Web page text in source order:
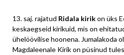
13. saj. rajatud Ridala kirikon üks
keskaegseid kirikuid, mis on
ühelöövilise hoonena. Jumalakoda
Magdaleenale Kirik on püsinud